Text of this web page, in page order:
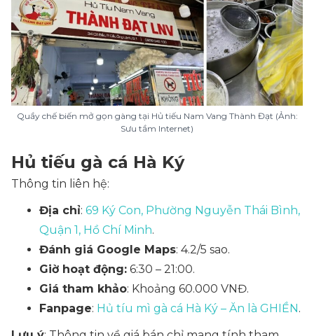
Quầy chế biến mở gọn gàng tại Hủ tiếu Nam Vang Thành Đạt (Ảnh:
Sưu tầm Internet)
Hủ tiếu gà cá Hà Ký
Thông tin liên hệ:
Địa chỉ: 69 Ký Con, Phường Nguyễn Thái Bình,
Quận 1, Hồ Chí Minh.
Đánh giá Google Maps: 4.2/5 sao.
Giờ hoạt động: 6:30 – 21:00.
Giá tham khảo: Khoảng 60.000 VNĐ.
Fanpage: Hủ tíu mì gà cá Hà Ký – Ăn là GHIỀN.